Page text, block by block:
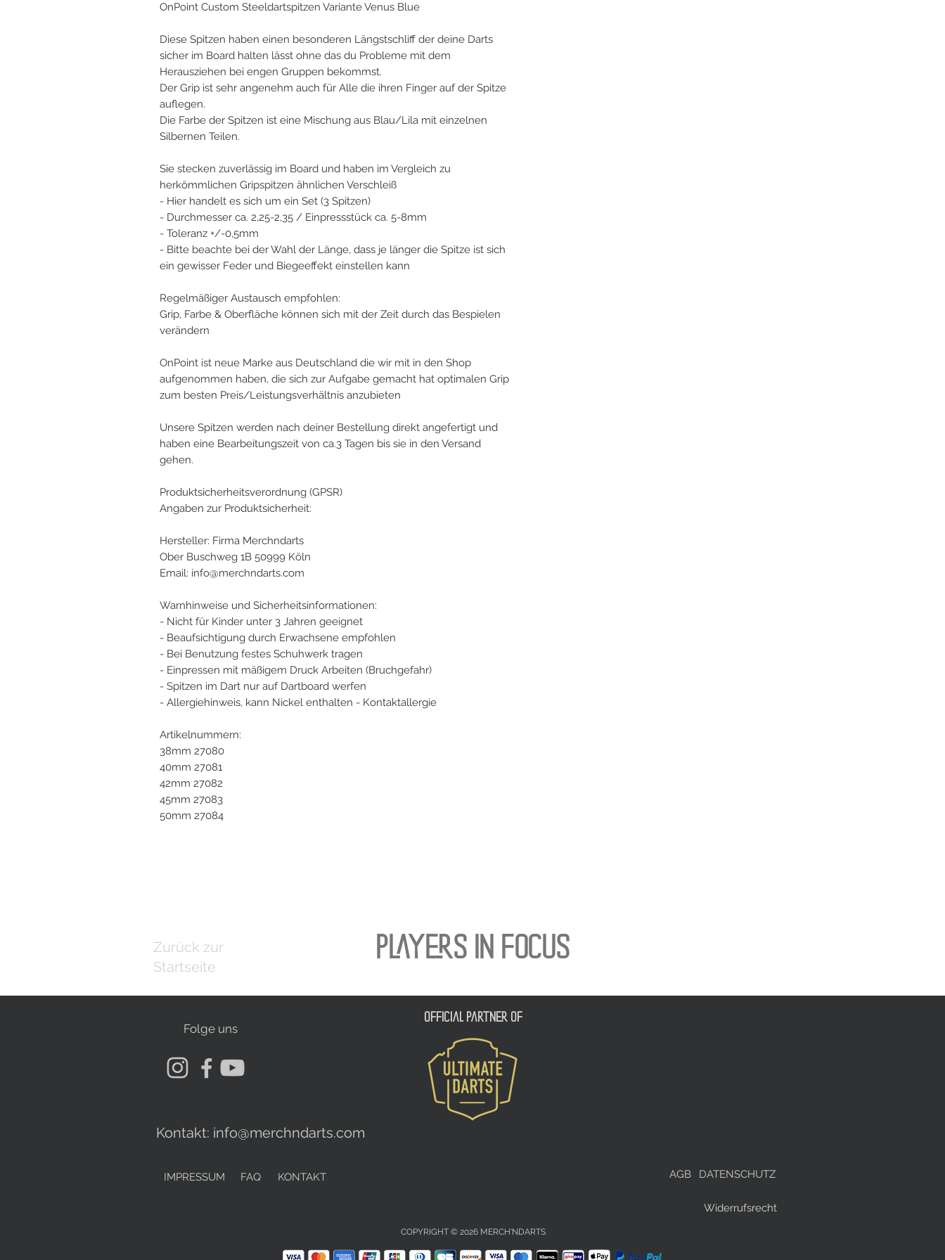
OnPoint Custom Steeldartspitzen Variante Venus Blue
Diese Spitzen haben einen besonderen Längstschliff der deine Darts
sicher im Board halten lässt ohne das du Probleme mit dem
Herausziehen bei engen Gruppen bekommst.
Der Grip ist sehr angenehm auch für Alle die ihren Finger auf der Spitze
auflegen.
Die Farbe der Spitzen ist eine Mischung aus Blau/Lila mit einzelnen
Silbernen Teilen.
Sie stecken zuverlässig im Board und haben im Vergleich zu
herkömmlichen Gripspitzen ähnlichen Verschleiß
- Hier handelt es sich um ein Set (3 Spitzen)
- Durchmesser ca. 2,25-2,35 / Einpressstück ca. 5-8mm
- Toleranz +/-0,5mm
- Bitte beachte bei der Wahl der Länge, dass je länger die Spitze ist sich
ein gewisser Feder und Biegeeffekt einstellen kann
Regelmäßiger Austausch empfohlen:
Grip, Farbe & Oberfläche können sich mit der Zeit durch das Bespielen
verändern
OnPoint ist neue Marke aus Deutschland die wir mit in den Shop
aufgenommen haben, die sich zur Aufgabe gemacht hat optimalen Grip
zum besten Preis/Leistungsverhältnis anzubieten
Unsere Spitzen werden nach deiner Bestellung direkt angefertigt und
haben eine Bearbeitungszeit von ca.3 Tagen bis sie in den Versand
gehen.
Produktsicherheitsverordnung (GPSR)
Angaben zur Produktsicherheit:
Hersteller: Firma Merchndarts
Ober Buschweg 1B 50999 Köln
Email: info@merchndarts.com
Warnhinweise und Sicherheitsinformationen:
- Nicht für Kinder unter 3 Jahren geeignet
- Beaufsichtigung durch Erwachsene empfohlen
- Bei Benutzung festes Schuhwerk tragen
- Einpressen mit mäßigem Druck Arbeiten (Bruchgefahr)
- Spitzen im Dart nur auf Dartboard werfen
- Allergiehinweis, kann Nickel enthalten - Kontaktallergie
Artikelnummern:
38mm 27080
40mm 27081
42mm 27082
45mm 27083
50mm 27084
Zurück zur
Startseite
PLAYERS IN FOCUS
Folge uns
official partner of
Kontakt: info@merchndarts.com
IMPRESSUM FAQ KONTAKT
COPYRIGHT © 2026 MERCH'NDARTS
AGB DATENSCHUTZ
Widerrufsrecht